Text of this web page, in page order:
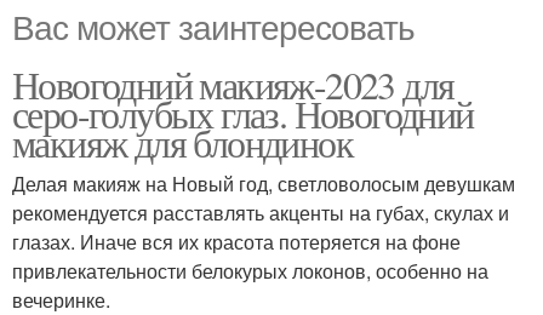
Вас может заинтересовать
Новогодний макияж-2023 для
серо-голубых глаз. Новогодний
макияж для блондинок
Делая макияж на Новый год, светловолосым девушкам
рекомендуется расставлять акценты на губах, скулах и
глазах. Иначе вся их красота потеряется на фоне
привлекательности белокурых локонов, особенно на
вечеринке.